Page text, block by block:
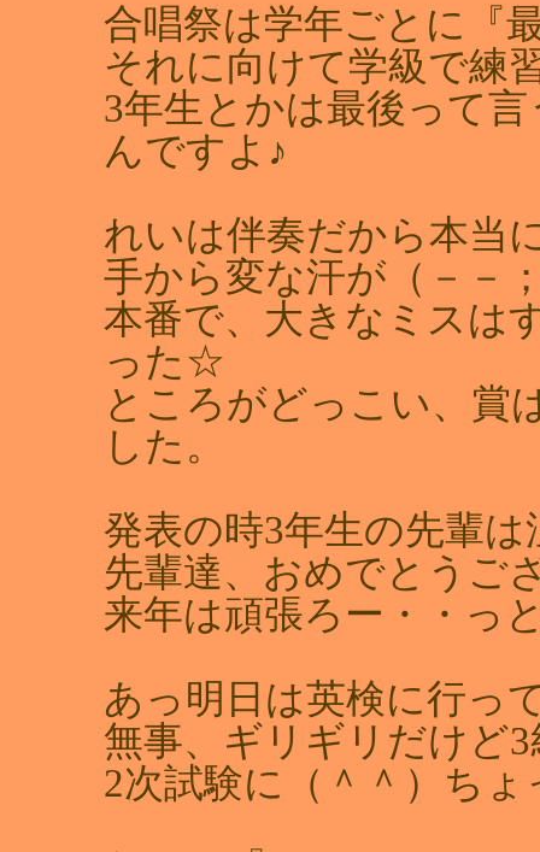
合唱祭は学年ごとに『
それに向けて学級で練
3年生とかは最後って
んですよ♪
れいは伴奏だから本当
手から変な汗が（－－
本番で、大きなミスは
った☆
ところがどっこい、賞
した。
発表の時3年生の先輩
先輩達、おめでとうご
来年は頑張ろー・・っ
あっ明日は英検に行っ
無事、ギリギリだけど
2次試験に（＾＾）ち